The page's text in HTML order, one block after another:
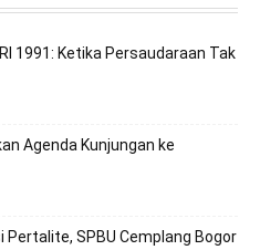
1991: Ketika Persaudaraan Tak
Agenda Kunjungan ke
Pertalite, SPBU Cemplang Bogor